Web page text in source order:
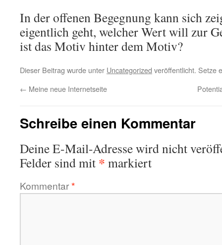
In der offenen Begegnung kann sich
eigentlich geht, welcher Wert will zur
ist das Motiv hinter dem Motiv?
Dieser Beitrag wurde unter Uncategorized veröffentlicht. Setze
← Meine neue Internetseite
Schreibe einen Kommentar
Deine E-Mail-Adresse wird nicht
Felder sind mit * markiert
Kommentar*